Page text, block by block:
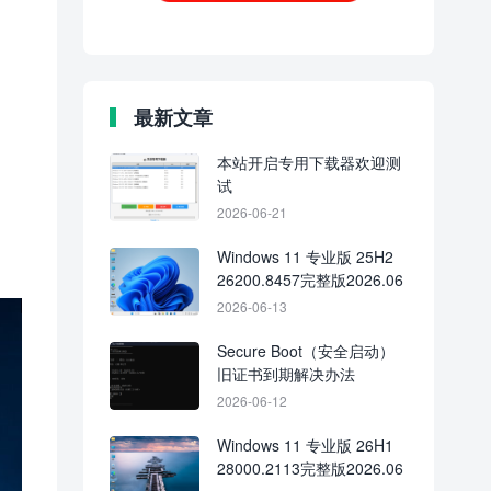
最新文章
本站开启专用下载器欢迎测
试
2026-06-21
Windows 11 专业版 25H2
26200.8457完整版2026.06
2026-06-13
Secure Boot（安全启动）
旧证书到期解决办法
2026-06-12
Windows 11 专业版 26H1
28000.2113完整版2026.06